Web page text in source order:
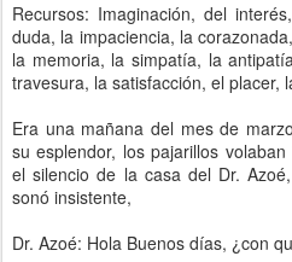
Recursos: Imaginación, del
duda, la impaciencia, la
la memoria, la simpatía, la
travesura, la satisfacción, el placer,
Era una mañana del mes de
su esplendor, los pajarillos
el silencio de la casa del Dr.
sonó insistente,
Dr. Azoé: Hola Buenos días, ¿con